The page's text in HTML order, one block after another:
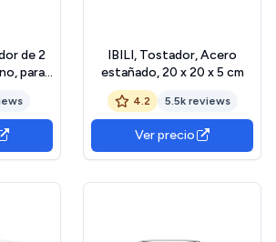
de 2
para
para
de
de
IBILI, Tostador, Acero
estañado, 20 x 20 x 5 cm
4.2 5.5k reviews
Ver precio